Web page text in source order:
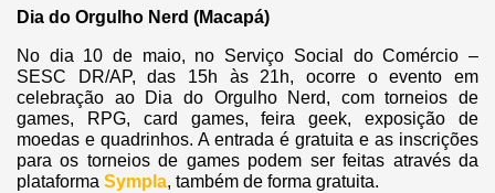
Dia do Orgulho Nerd (Macapá)
No dia 10 de maio, no Serviço Social do Comércio –
SESC DR/AP, das 15h às 21h, ocorre o evento em
celebração ao Dia do Orgulho Nerd, com torneios de
games, RPG, card games, feira geek, exposição de
moedas e quadrinhos. A entrada é gratuita e as inscrições
para os torneios de games podem ser feitas através da
plataforma Sympla, também de forma gratuita.